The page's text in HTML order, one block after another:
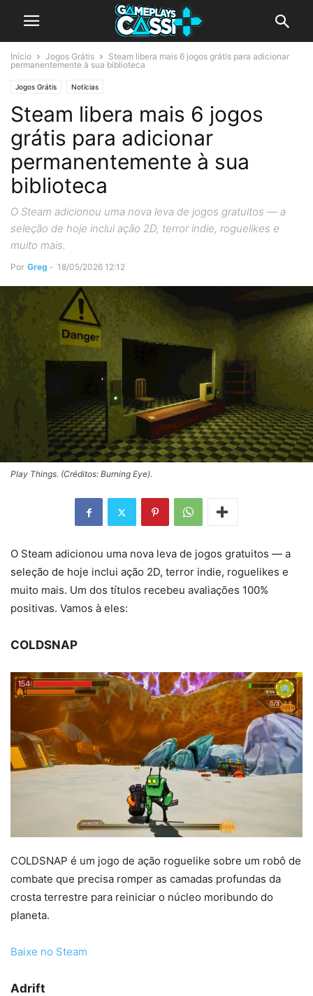
Início Jogos Grátis
Steam libera mais 6 jogos grátis para adicionar
permanentemente à sua biblioteca
Jogos Grátis Notícias
Steam libera mais 6 jogos
grátis para adicionar
permanentemente à sua
biblioteca
O Steam adicionou uma nova leva de jogos gratuitos — a
seleção de hoje inclui ação 2D, terror indie, roguelikes e
muito mais.
Por Greg - 18/05/2026 12:12
Play Things. (Créditos: Burning Eye).
O Steam adicionou uma nova leva de jogos gratuitos — a
seleção de hoje inclui ação 2D, terror indie, roguelikes e
muito mais. Um dos títulos recebeu avaliações 100%
positivas. Vamos à eles:
COLDSNAP
COLDSNAP é um jogo de ação roguelike sobre um robô de
combate que precisa romper as camadas profundas da
crosta terrestre para reiniciar o núcleo moribundo do
planeta.
Baixe no Steam
Adrift